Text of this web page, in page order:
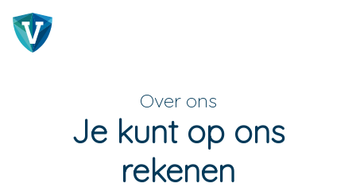
Over ons
Je kunt op ons
rekenen